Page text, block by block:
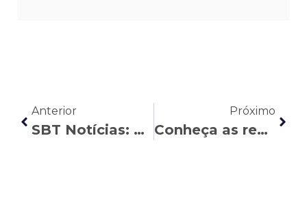
Anterior
SBT Notícias: Thayla Oliveira explica as funcionalidades do portal Meu INSS
Próximo
Conheça as regras do banco de horas após a Reforma Trabalhista